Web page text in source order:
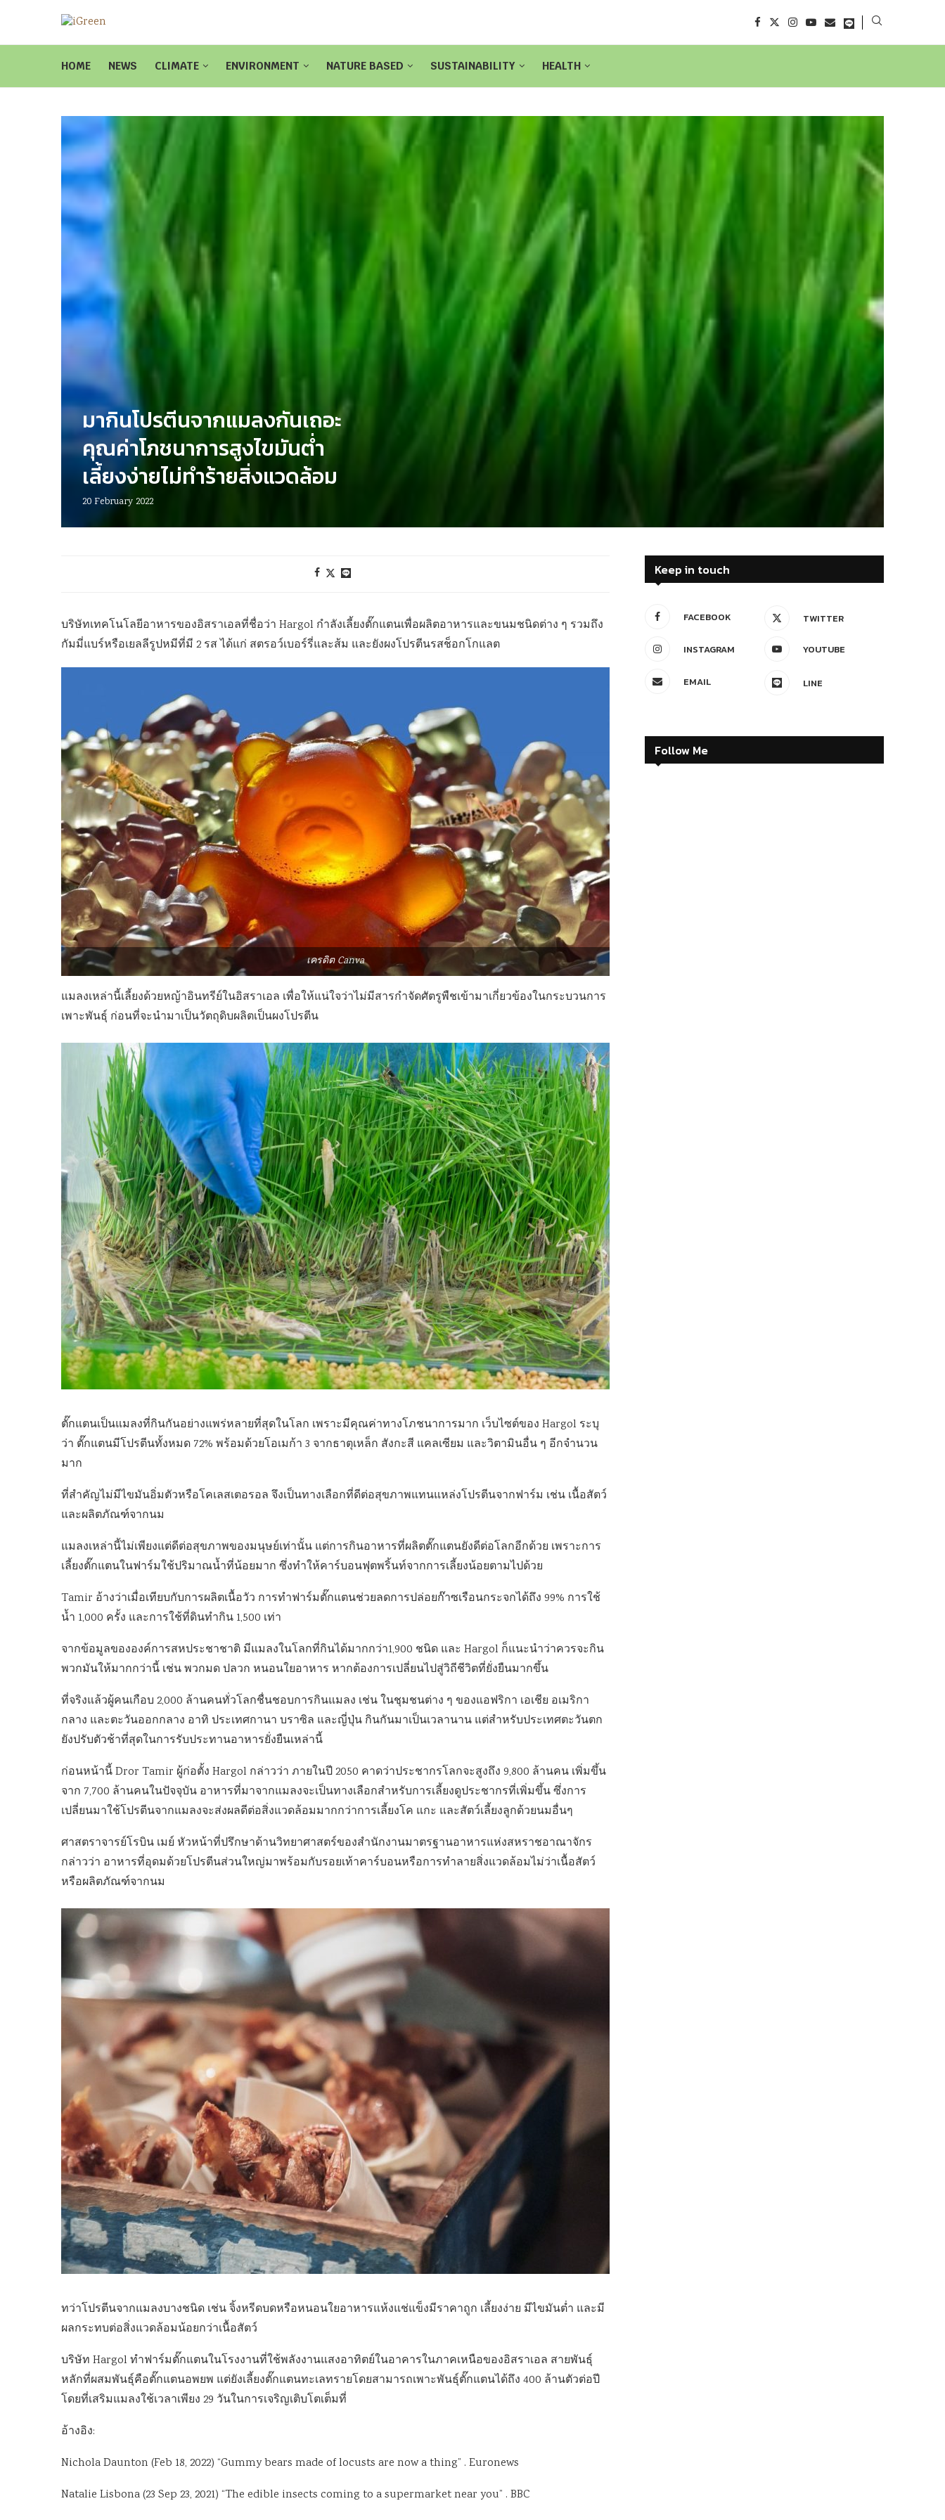
HOME NEWS CLIMATE ENVIRONMENT NATURE BASED SUSTAINABILITY HEALTH
มากินโปรตีนจากแมลงกันเถอะ
คุณค่าโภชนาการสูงไขมันต่ำ
เลี้ยงง่ายไม่ทำร้ายสิ่งแวดล้อม
20 February 2022
บริษัทเทคโนโลยีอาหารของอิสราเอลที่ชื่อว่า Hargol กำลังเลี้ยงตั๊กแตนเพื่อผลิตอาหารและขนมชนิดต่าง ๆ รวมถึง
กัมมี่แบร์หรือเยลลีรูปหมีที่มี 2 รส ได้แก่ สตรอว์เบอร์รี่และส้ม และยังผงโปรตีนรสช็อกโกแลต
เครดิต Canva
แมลงเหล่านี้เลี้ยงด้วยหญ้าอินทรีย์ในอิสราเอล เพื่อให้แน่ใจว่าไม่มีสารกำจัดศัตรูพืชเข้ามาเกี่ยวข้องในกระบวนการ
เพาะพันธุ์ ก่อนที่จะนำมาเป็นวัตถุดิบผลิตเป็นผงโปรตีน
ตั๊กแตนเป็นแมลงที่กินกันอย่างแพร่หลายที่สุดในโลก เพราะมีคุณค่าทางโภชนาการมาก เว็บไซต์ของ Hargol ระบุ
ว่า ตั๊กแตนมีโปรตีนทั้งหมด 72% พร้อมด้วยโอเมก้า 3 จากธาตุเหล็ก สังกะสี แคลเซียม และวิตามินอื่น ๆ อีกจำนวน
มาก
ที่สำคัญไม่มีไขมันอิ่มตัวหรือโคเลสเตอรอล จึงเป็นทางเลือกที่ดีต่อสุขภาพแทนแหล่งโปรตีนจากฟาร์ม เช่น เนื้อสัตว์
และผลิตภัณฑ์จากนม
แมลงเหล่านี้ไม่เพียงแต่ดีต่อสุขภาพของมนุษย์เท่านั้น แต่การกินอาหารที่ผลิตตั๊กแตนยังดีต่อโลกอีกด้วย เพราะการ
เลี้ยงตั๊กแตนในฟาร์มใช้ปริมาณน้ำที่น้อยมาก ซึ่งทำให้คาร์บอนฟุตพริ้นท์จากการเลี้ยงน้อยตามไปด้วย
Tamir อ้างว่าเมื่อเทียบกับการผลิตเนื้อวัว การทำฟาร์มตั๊กแตนช่วยลดการปล่อยก๊าซเรือนกระจกได้ถึง 99% การใช้
น้ำ 1,000 ครั้ง และการใช้ที่ดินทำกิน 1,500 เท่า
จากข้อมูลขององค์การสหประชาชาติ มีแมลงในโลกที่กินได้มากกว่า1,900 ชนิด และ Hargol ก็แนะนำว่าควรจะกิน
พวกมันให้มากกว่านี้ เช่น พวกมด ปลวก หนอนใยอาหาร หากต้องการเปลี่ยนไปสู่วิถีชีวิตที่ยั่งยืนมากขึ้น
ที่จริงแล้วผู้คนเกือบ 2,000 ล้านคนทั่วโลกชื่นชอบการกินแมลง เช่น ในชุมชนต่าง ๆ ของแอฟริกา เอเชีย อเมริกา
กลาง และตะวันออกกลาง อาทิ ประเทศกานา บราซิล และญี่ปุ่น กินกันมาเป็นเวลานาน แต่สำหรับประเทศตะวันตก
ยังปรับตัวช้าที่สุดในการรับประทานอาหารยั่งยืนเหล่านี้
ก่อนหน้านี้ Dror Tamir ผู้ก่อตั้ง Hargol กล่าวว่า ภายในปี 2050 คาดว่าประชากรโลกจะสูงถึง 9,800 ล้านคน เพิ่มขึ้น
จาก 7,700 ล้านคนในปัจจุบัน อาหารที่มาจากแมลงจะเป็นทางเลือกสำหรับการเลี้ยงดูประชากรที่เพิ่มขึ้น ซึ่งการ
เปลี่ยนมาใช้โปรตีนจากแมลงจะส่งผลดีต่อสิ่งแวดล้อมมากกว่าการเลี้ยงโค แกะ และสัตว์เลี้ยงลูกด้วยนมอื่นๆ
ศาสตราจารย์โรบิน เมย์ หัวหน้าที่ปรึกษาด้านวิทยาศาสตร์ของสำนักงานมาตรฐานอาหารแห่งสหราชอาณาจักร
กล่าวว่า อาหารที่อุดมด้วยโปรตีนส่วนใหญ่มาพร้อมกับรอยเท้าคาร์บอนหรือการทำลายสิ่งแวดล้อมไม่ว่าเนื้อสัตว์
หรือผลิตภัณฑ์จากนม
ทว่าโปรตีนจากแมลงบางชนิด เช่น จิ้งหรีดบดหรือหนอนใยอาหารแห้งแช่แข็งมีราคาถูก เลี้ยงง่าย มีไขมันต่ำ และมี
ผลกระทบต่อสิ่งแวดล้อมน้อยกว่าเนื้อสัตว์
บริษัท Hargol ทำฟาร์มตั๊กแตนในโรงงานที่ใช้พลังงานแสงอาทิตย์ในอาคารในภาคเหนือของอิสราเอล สายพันธุ์
หลักที่ผสมพันธุ์คือตั๊กแตนอพยพ แต่ยังเลี้ยงตั๊กแตนทะเลทรายโดยสามารถเพาะพันธุ์ตั๊กแตนได้ถึง 400 ล้านตัวต่อปี
โดยที่เสริมแมลงใช้เวลาเพียง 29 วันในการเจริญเติบโตเต็มที่
อ้างอิง:
Nichola Daunton (Feb 18, 2022) “Gummy bears made of locusts are now a thing” . Euronews
Natalie Lisbona (23 Sep 23, 2021) “The edible insects coming to a supermarket near you” . BBC
Keep in touch
FACEBOOK TWITTER
INSTAGRAM YOUTUBE
EMAIL LINE
Follow Me